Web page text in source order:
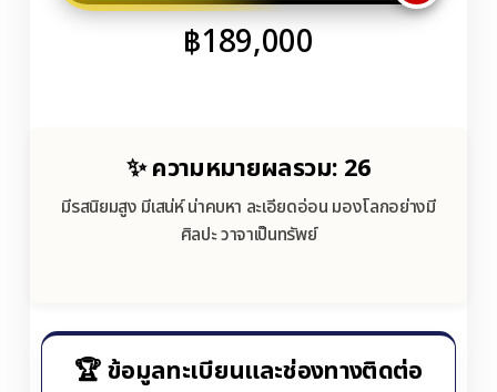
฿189,000
✨ ความหมายผลรวม: 26
มีรสนิยมสูง มีเสน่ห์ น่าคบหา ละเอียดอ่อน มองโลกอย่างมี
ศิลปะ วาจาเป็นทรัพย์
🏆 ข้อมูลทะเบียนและช่องทางติดต่อ